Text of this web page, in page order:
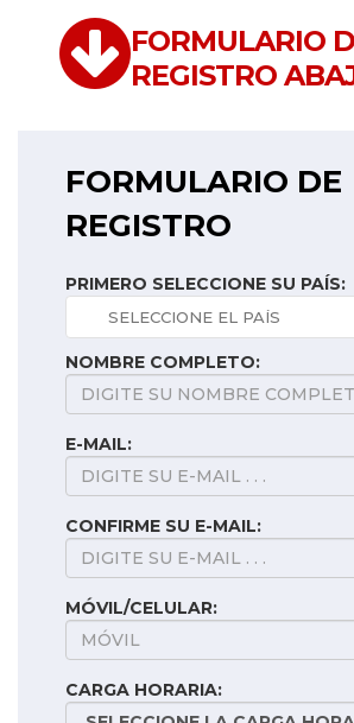
FORMULARIO
REGISTRO
FORMULARIO DE
REGISTRO
PRIMERO SELECCIONE SU PAÍS:
NOMBRE COMPLETO:
E-MAIL:
CONFIRME SU E-MAIL:
MÓVIL/CELULAR:
CARGA HORARIA: